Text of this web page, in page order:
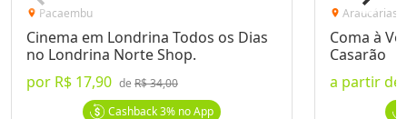
location_on Pacaembu
Cinema em Londrina Todos os Dias
no Londrina Norte Shop.
por R$ 17,90 deR$ 34,00
Cashback3%no App
location_on Araucárias
Coma à
Casarão
a partir de